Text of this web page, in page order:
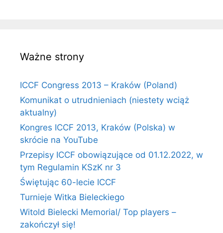
Ważne strony
ICCF Congress 2013 – Kraków (Poland)
Komunikat o utrudnieniach (niestety wciąż
aktualny)
Kongres ICCF 2013, Kraków (Polska) w
skrócie na YouTube
Przepisy ICCF obowiązujące od 01.12.2022, w
tym Regulamin KSzK nr 3
Świętując 60-lecie ICCF
Turnieje Witka Bieleckiego
Witold Bielecki Memorial/ Top players –
zakończył się!